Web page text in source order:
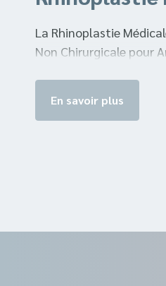
La Rhinoplastie
Non Chirurgicale pour
En savoir plus